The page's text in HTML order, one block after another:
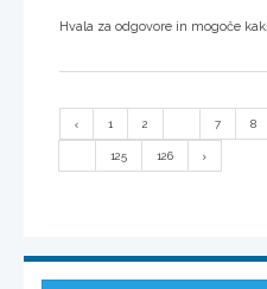
Hvala za odgovore in mogoče
1 2 7 8
125 126